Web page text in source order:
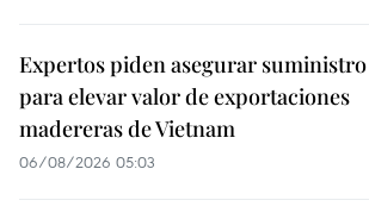
Expertos piden asegurar suministro
para elevar valor de exportaciones
madereras de Vietnam
06/08/2026 05:03